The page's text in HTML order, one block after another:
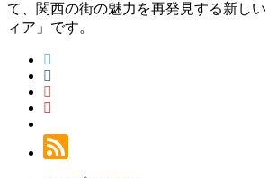
て、関西の街の魅力を再発見する新し
ィア」です。